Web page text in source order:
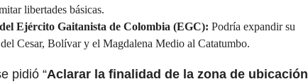
libertades básicas.
Ejército Gaitanista de Colombia (EGC): Podría expandir su
Cesar, Bolívar y el Magdalena Medio al Catatumbo.
pidió “Aclarar la finalidad de la zona de ubicación